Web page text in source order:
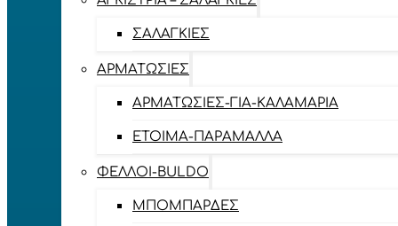
ΣΑΛΑΓΚΙΈΣ
ΑΡΜΑΤΩΣΙΈΣ
ΑΡΜΑΤΩΣΙΈΣ-ΓΙΑ-ΚΑΛΑΜΆΡΙΑ
ΈΤΟΙΜΑ-ΠΑΡΆΜΑΛΛΑ
ΦΕΛΛΟΊ-BULDO
ΜΠΟΜΠΆΡΔΕΣ